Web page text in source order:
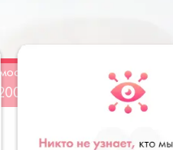
руб
Заказать